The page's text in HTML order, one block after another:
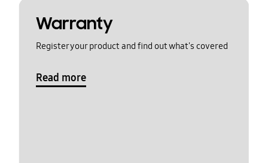
Warranty
Register your product and find out what's covered
Read more